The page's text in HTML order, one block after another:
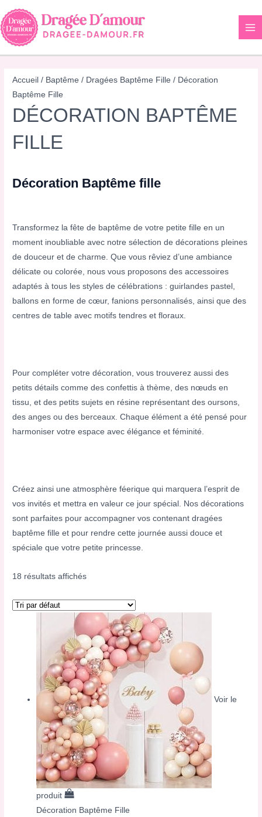
Aller
au
contenu
Accueil / Baptême / Dragées Baptême Fille / Décoration
Baptême Fille
DÉCORATION BAPTÊME
FILLE
Décoration Baptême fille
Transformez la fête de baptême de votre petite fille en un
moment inoubliable avec notre sélection de décorations pleines
de douceur et de charme. Que vous rêviez d’une ambiance
délicate ou colorée, nous vous proposons des accessoires
adaptés à tous les styles de célébrations : guirlandes pastel,
ballons en forme de cœur, fanions personnalisés, ainsi que des
centres de table avec motifs tendres et floraux.
Pour compléter votre décoration, vous trouverez aussi des
petits détails comme des confettis à thème, des nœuds en
tissu, et des petits sujets en résine représentant des oursons,
des anges ou des berceaux. Chaque élément a été pensé pour
harmoniser votre espace avec élégance et féminité.
Créez ainsi une atmosphère féerique qui marquera l’esprit de
vos invités et mettra en valeur ce jour spécial. Nos décorations
sont parfaites pour accompagner voscontenant dragées
baptême fille et pour rendre cette journée aussi douce et
spéciale que votre petite princesse.
18 résultats affichés
Voir le
produit
Décoration Baptême Fille